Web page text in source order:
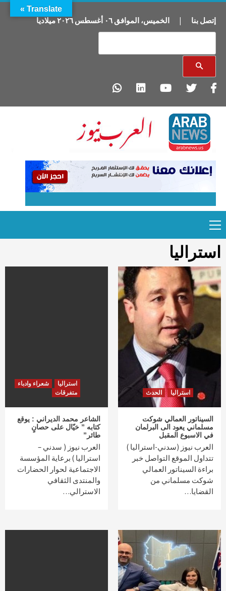
إتصل بنا | الخميس، الموافق٠٦ أغسطس ٢٠٢٦ميلاديا
to
content
Menu
استراليا
استراليا الحدث
السيناتور العمالي شوكت
مسلماني يعود الى البرلمان
في الاسبوع المقبل
العرب نيوز (سدني-استراليا )
تتداول الموقع التواصل خبر
براءة السيناتور العمالي
شوكت مسلماني من
القضايا…
استراليا
شعراء وادباء
متفرقات
الشاعر محمد الديراني : يوقع
كتابه ” خيّال على حصانٍ
طائر”
العرب نيوز ( سدني –
استراليا ) برعاية المؤسسة
الاجتماعية لحوار الحضارات
والمنتدى الثقافي
الاسترالي…
Translate »